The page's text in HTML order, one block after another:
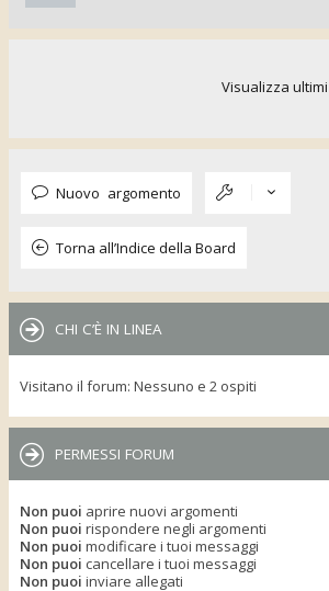
Visualizza
Nuovo argomento
Torna all’Indice della Board
CHI C’È IN LINEA
Visitano il forum: Nessuno e 2 ospiti
PERMESSI FORUM
Non puoi aprire nuovi argomenti
Non puoi rispondere negli argomenti
Non puoi modificare i tuoi messaggi
Non puoi cancellare i tuoi messaggi
Non puoi inviare allegati